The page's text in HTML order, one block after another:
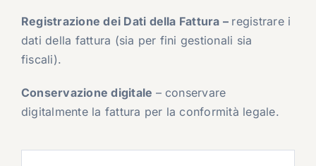
Registrazione dei Dati della Fattura – registrare i
dati della fattura (sia per fini gestionali sia
fiscali).
Conservazione digitale – conservare
digitalmente la fattura per la conformità legale.